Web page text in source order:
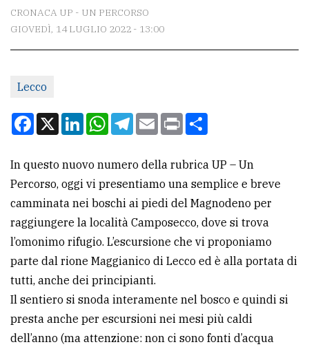
La
redazione
Per
tua
CERCA
Cerca
per
comune
Ricerca
avanzata
CRONACA UP - UN PERCORSO
GIOVEDÌ, 14 LUGLIO 2022 - 13:00
Lecco
Facebook
X LinkedInWhatsApp
Telegram
EmailPrint
In questo nuovo numero della rubrica UP – Un
Percorso, oggi vi presentiamo una semplice e breve
camminata nei boschi ai piedi del Magnodeno per
raggiungere la località Camposecco, dove si trova
l’omonimo rifugio. L’escursione che vi proponiamo
parte dal rione Maggianico di Lecco ed è alla portata di
tutti, anche dei principianti.
Il sentiero si snoda interamente nel bosco e quindi si
presta anche per escursioni nei mesi più caldi
dell’anno (ma attenzione: non ci sono fonti d’acqua